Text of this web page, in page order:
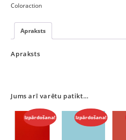
Coloraction
Apraksts
Apraksts
Jums arī varētu patikt…
Izpārdošana! Izpārdošana!